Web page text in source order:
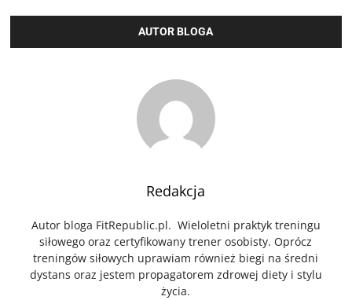
AUTOR BLOGA
Redakcja
Autor bloga FitRepublic.pl. Wieloletni praktyk treningu
siłowego oraz certyfikowany trener osobisty. Oprócz
treningów siłowych uprawiam również biegi na średni
dystans oraz jestem propagatorem zdrowej diety i stylu
życia.